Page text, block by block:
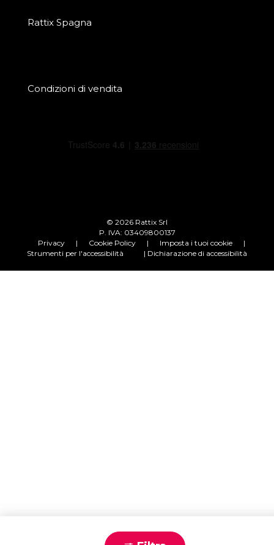
Rattix Spagna
Condizioni di vendita
© 2026 Rattix Srl
P. IVA: 03409800137
Privacy
| Cookie Policy | Imposta i tuoi cookie
|
Strumenti per l'accessibilità
| Dichiarazione di accessibilità